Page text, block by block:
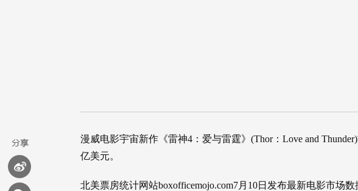
漫威电影宇宙新作《雷神4：爱与雷霆》(Thor：Love and
亿美元。
北美票房统计网站boxofficemojo.com7月10日发布最新电影市场